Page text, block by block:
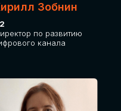
Зобнин
по развитию
канала